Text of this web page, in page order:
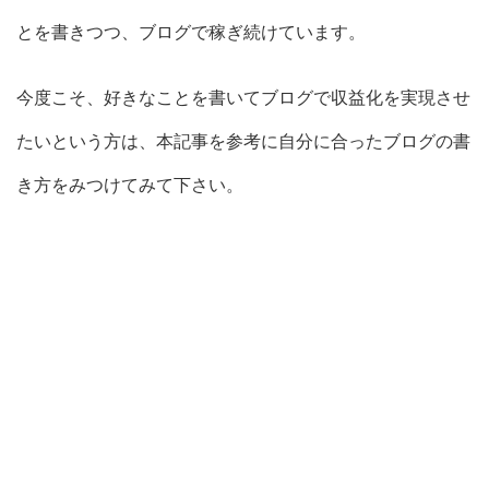
とを書きつつ、ブログで稼ぎ続けています。
今度こそ、好きなことを書いてブログで収益化を実現させ
たいという方は、本記事を参考に自分に合ったブログの書
き方をみつけてみて下さい。